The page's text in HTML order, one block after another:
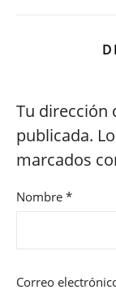
Tu dirección
publicada.
marcados
Nombre *
Correo